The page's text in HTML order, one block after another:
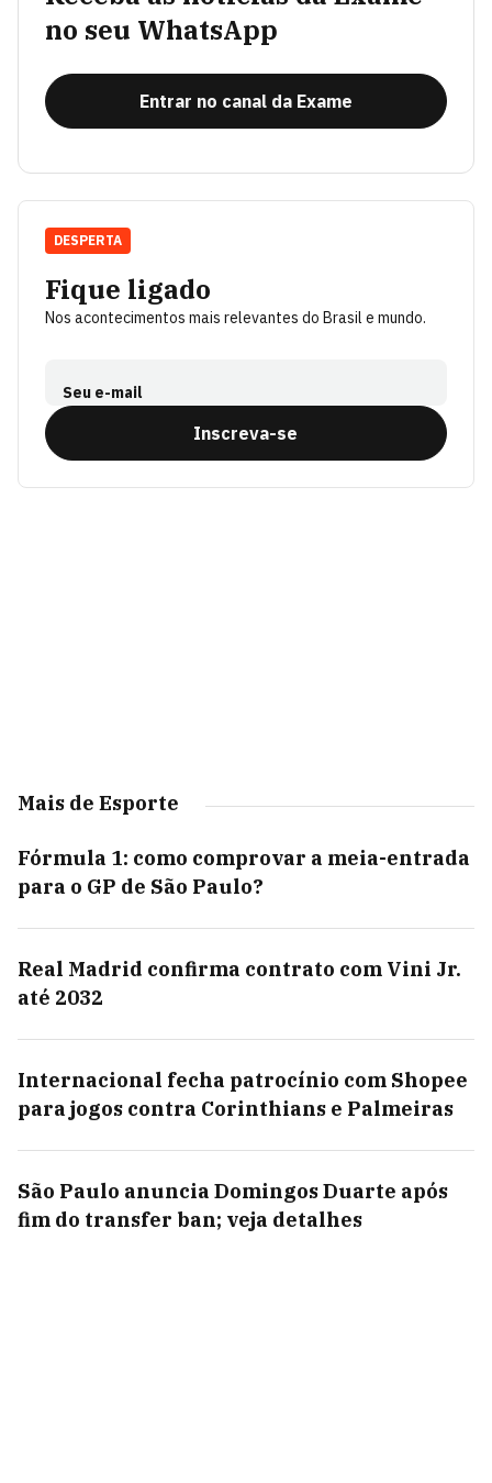
no seu WhatsApp
Entrar no canal da Exame
Fique ligado
Nos acontecimentos mais relevantes do Brasil e mundo.
Seu e-mail
Inscreva-se
DESPERTA
Mais de Esporte
Fórmula 1: como comprovar a meia-entrada
para o GP de São Paulo?
Real Madrid confirma contrato com Vini Jr.
até 2032
Internacional fecha patrocínio com Shopee
para jogos contra Corinthians e Palmeiras
São Paulo anuncia Domingos Duarte após
fim do transfer ban; veja detalhes